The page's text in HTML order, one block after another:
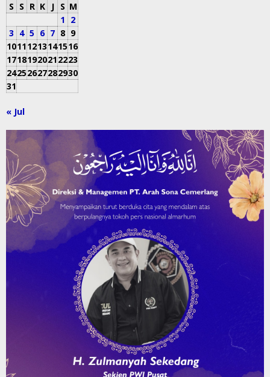
S S R K J S M
1 2
3 4 5 6 7 8 9
10111213141516
17181920212223
24252627282930
31
« Jul